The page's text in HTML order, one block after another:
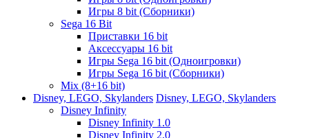
Игры 8 bit (Сборники)
Sega 16 Bit
Приставки 16 bit
Аксессуары 16 bit
Игры Sega 16 bit (Одноигровки)
Игры Sega 16 bit (Сборники)
Mix (8+16 bit)
Disney, LEGO, Skylanders Disney, LEGO, Skylanders
Disney Infinity
Disney Infinity 1.0
Disney Infinity 2.0